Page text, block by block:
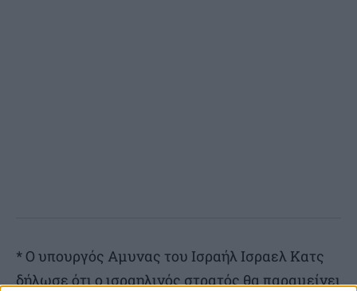
* Ο υπουργός Αμυνας του Ισραήλ Ισραελ Κατς
δήλωσε ότι ο ισραηλινός στρατός θα παραμείνει